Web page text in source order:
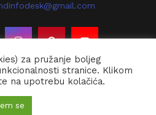
All Right Reserved.
za pružanje boljeg
stranice. Klikom
na upotrebu kolačića.
se